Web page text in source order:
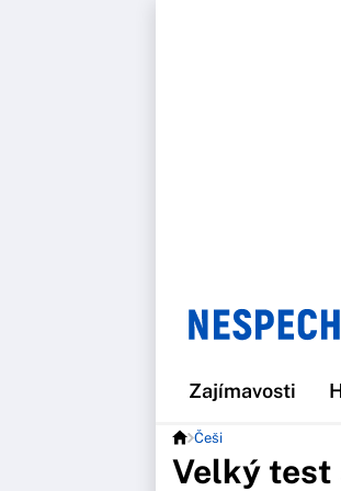
Zajímavosti
Češi
Velký test